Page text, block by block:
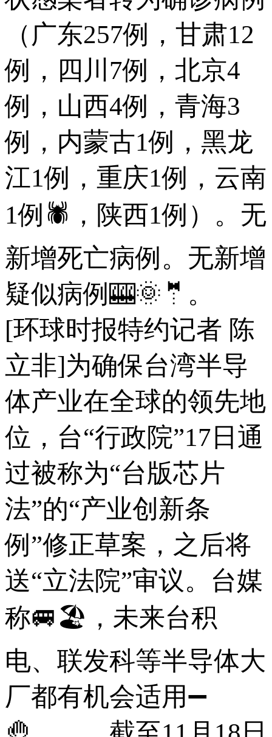
（广东257例，甘肃12
例，四川7例，北京4
例，山西4例，青海3
例，内蒙古1例，黑龙
江1例，重庆1例，云南
1例🕷，陕西1例）。无
新增死亡病例。无新增
疑似病例🎰🌞🤵。
[环球时报特约记者 陈
立非]为确保台湾半导
体产业在全球的领先地
位，台“行政院”17日通
过被称为“台版芯片
法”的“产业创新条
例”修正草案，之后将
送“立法院”审议。台媒
称🚐🏖，未来台积
电、联发科等半导体大
厂都有机会适用➖